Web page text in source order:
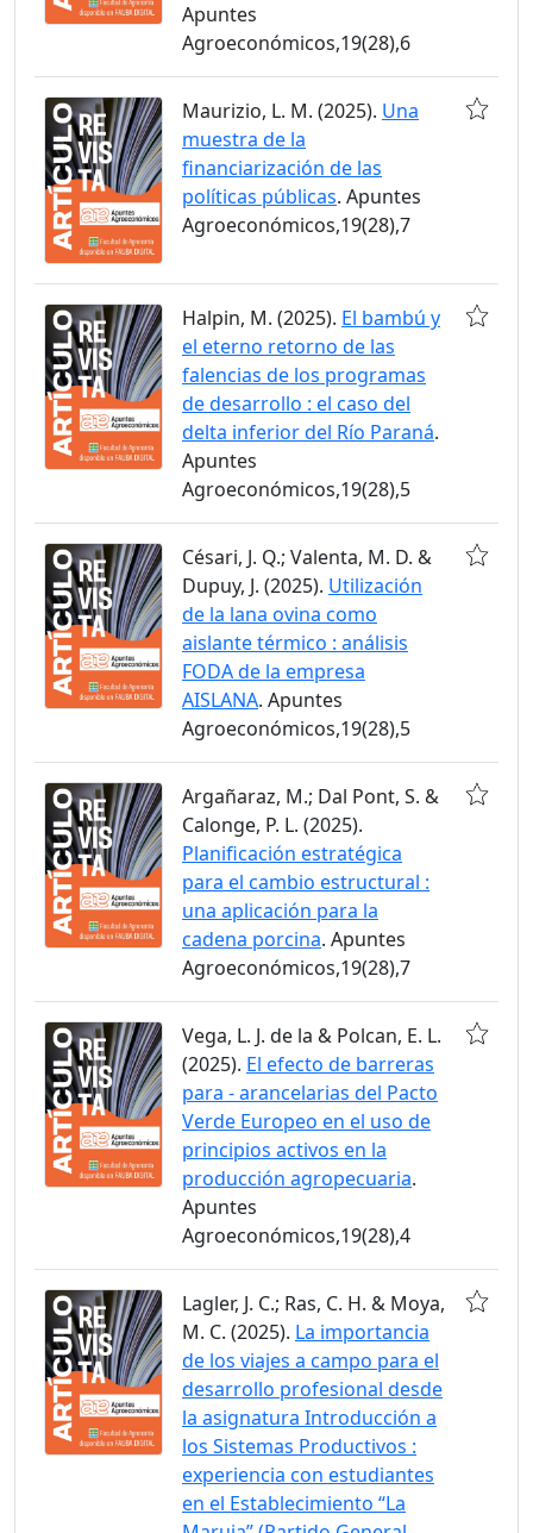
Apuntes
Agroeconómicos,19(28),6
Maurizio, L. M. (2025). Una
muestra de la
financiarización de las
políticas públicas. Apuntes
Agroeconómicos,19(28),7
Halpin, M. (2025). El bambú y
el eterno retorno de las
falencias de los programas
de desarrollo : el caso del
delta inferior del Río Paraná.
Apuntes
Agroeconómicos,19(28),5
Césari, J. Q.; Valenta, M. D. &
Dupuy, J. (2025). Utilización
de la lana ovina como
aislante térmico : análisis
FODA de la empresa
AISLANA. Apuntes
Agroeconómicos,19(28),5
Argañaraz, M.; Dal Pont, S. &
Calonge, P. L. (2025).
Planificación estratégica
para el cambio estructural :
una aplicación para la
cadena porcina. Apuntes
Agroeconómicos,19(28),7
Vega, L. J. de la & Polcan, E. L.
(2025). El efecto de barreras
para - arancelarias del Pacto
Verde Europeo en el uso de
principios activos en la
producción agropecuaria.
Apuntes
Agroeconómicos,19(28),4
Lagler, J. C.; Ras, C. H. & Moya,
M. C. (2025). La importancia
de los viajes a campo para el
desarrollo profesional desde
la asignatura Introducción a
los Sistemas Productivos :
experiencia con estudiantes
en el Establecimiento “La